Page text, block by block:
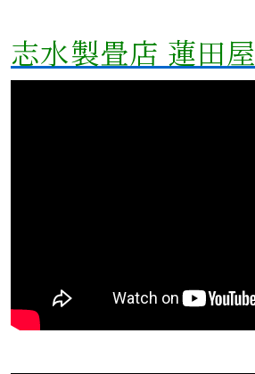
志水製畳店 蓮田屋